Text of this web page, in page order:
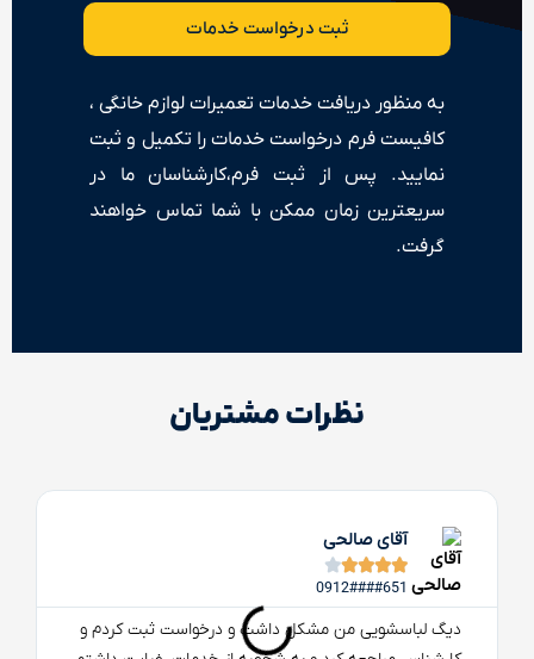
به منظور دریافت خدمات تعمیرات لوازم خانگی ،
کافیست فرم درخواست خدمات را تکمیل و ثبت
نمایید. پس از ثبت فرم،کارشناسان ما در
سریعترین زمان ممکن با شما تماس خواهند
گرفت.
ثبت درخواست خدمات
نظرات مشتریان
آقای صالحی





0912####651
دیگ لباسشویی من مشکل داشت و درخواست ثبت کردم و